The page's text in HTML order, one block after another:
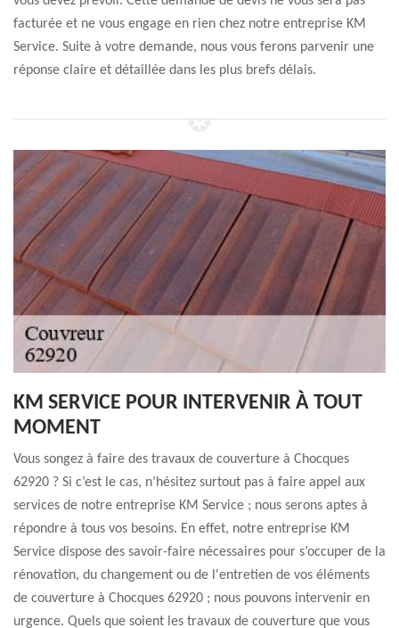
facturée et ne vous engage en rien chez notre entreprise KM
Service. Suite à votre demande, nous vous ferons parvenir une
réponse claire et détaillée dans les plus brefs délais.
KM SERVICE POUR INTERVENIR À TOUT
MOMENT
Vous songez à faire des travaux de couverture à Chocques
62920 ? Si c’est le cas, n’hésitez surtout pas à faire appel aux
services de notre entreprise KM Service ; nous serons aptes à
répondre à tous vos besoins. En effet, notre entreprise KM
Service dispose des savoir-faire nécessaires pour s’occuper de la
rénovation, du changement ou de l'entretien de vos éléments
de couverture à Chocques 62920 ; nous pouvons intervenir en
urgence. Quels que soient les travaux de couverture que vous